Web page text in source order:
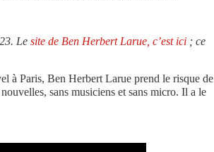
Le site de Ben Herbert Larue, c’est ici ; ce
à Paris, Ben Herbert Larue prend le risque de
sans musiciens et sans micro. Il a le